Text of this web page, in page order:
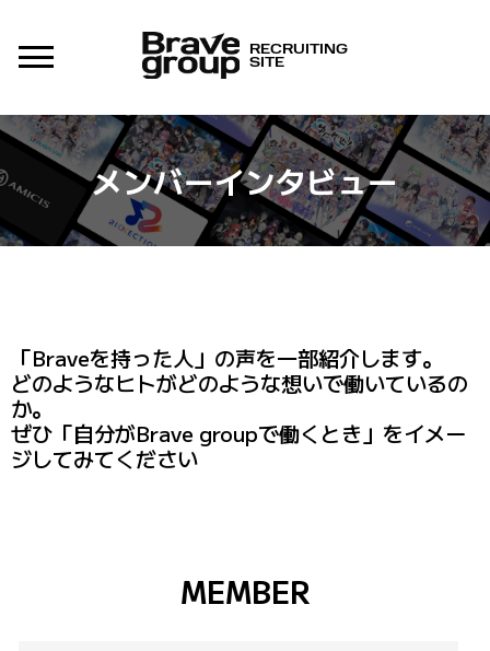
RECRUITING
SITE
メンバーインタビュー
「Braveを持った人」の声を一部紹介します。
どのようなヒトがどのような想いで働いているの
か。
ぜひ「自分がBrave groupで働くとき」をイメー
ジしてみてください
MEMBER